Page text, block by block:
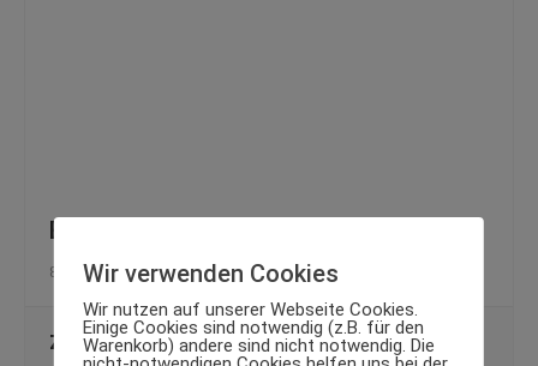
Bandscheibenvorfall und Sport
8. Oktober 2011
Zu viele Kohlenhydrate begünstigen Fettleber
Wir verwenden Cookies
Wir nutzen auf unserer Webseite Cookies.
Einige Cookies sind notwendig (z.B. für den
Warenkorb) andere sind nicht notwendig. Die